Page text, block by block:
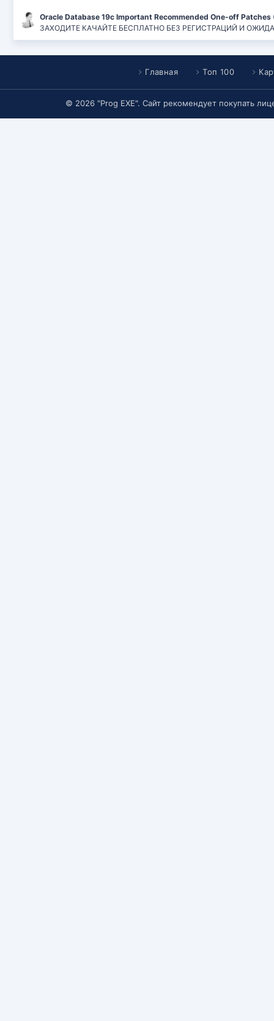
Oracle Database 19c Important Recommended One-off Patches
ЗАХОДИТЕ КАЧАЙТЕ БЕСПЛАТНО БЕЗ РЕГИСТРАЦИЙ И
Главная Топ 100
© 2026 "Prog EXE". Сайт рекомендует покупать